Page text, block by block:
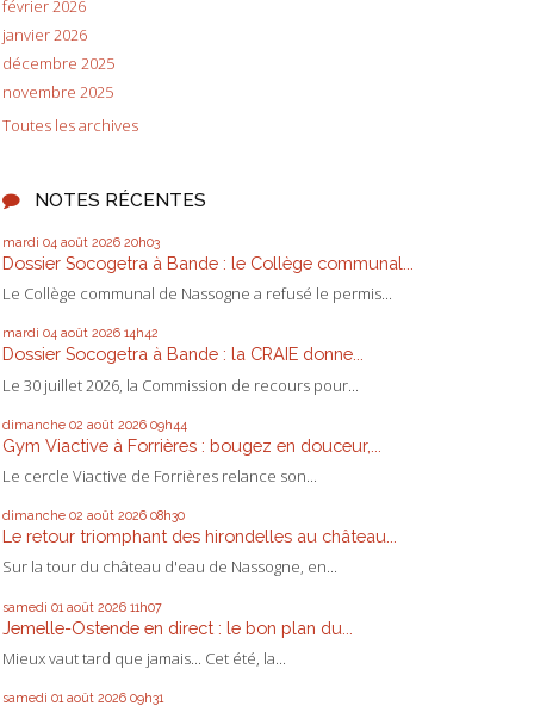
février 2026
janvier 2026
décembre 2025
novembre 2025
Toutes les archives
NOTES RÉCENTES
mardi 04 août 2026 20h03
Dossier Socogetra à Bande : le Collège communal...
Le Collège communal de Nassogne a refusé le permis...
mardi 04 août 2026 14h42
Dossier Socogetra à Bande : la CRAIE donne...
Le 30 juillet 2026, la Commission de recours pour...
dimanche 02 août 2026 09h44
Gym Viactive à Forrières : bougez en douceur,...
Le cercle Viactive de Forrières relance son...
dimanche 02 août 2026 08h30
Le retour triomphant des hirondelles au château...
Sur la tour du château d'eau de Nassogne, en...
samedi 01 août 2026 11h07
Jemelle-Ostende en direct : le bon plan du...
Mieux vaut tard que jamais... Cet été, la...
samedi 01 août 2026 09h31